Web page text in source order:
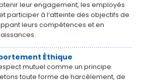
leur engagement, les employés
participer à l’atteinte des objectifs de
leurs compétences et en
Éthique
mutuel comme un principe
toute forme de harcèlement, de